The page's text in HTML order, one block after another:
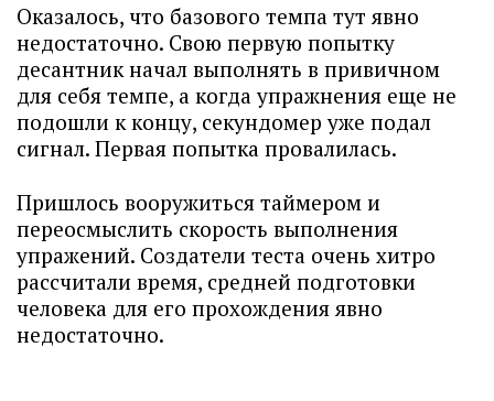
Оказалось, что базового темпа тут явно
недостаточно. Свою первую попытку
десантник начал выполнять в привичном
для себя темпе, а когда упражнения еще не
подошли к концу, секундомер уже подал
сигнал. Первая попытка провалилась.
Пришлось вооружиться таймером и
переосмыслить скорость выполнения
упражений. Создатели теста очень хитро
рассчитали время, средней подготовки
человека для его прохождения явно
недостаточно.